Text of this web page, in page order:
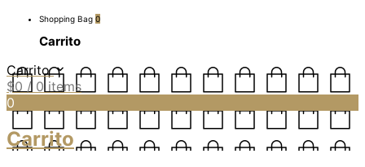
Shopping Bag 0
Carrito
Carrito
$0 / 0 items
0
Carrito